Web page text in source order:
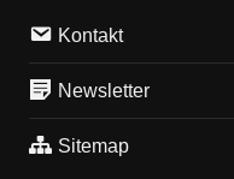
Kontakt
Newsletter
Sitemap